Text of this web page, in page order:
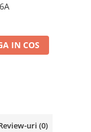
IN COS
uri (0)